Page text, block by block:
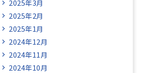
2025年3月
2025年2月
2025年1月
2024年12月
2024年11月
2024年10月